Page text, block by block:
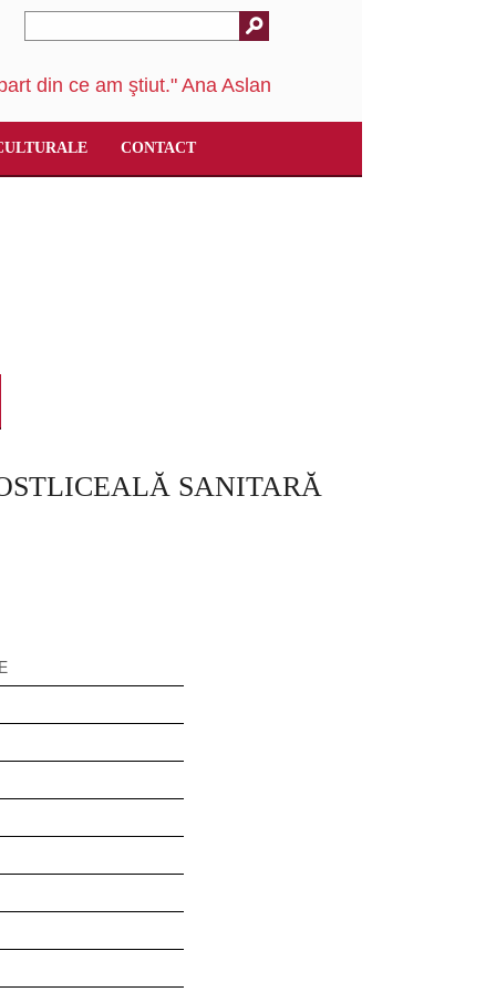
din ce am ştiut." Ana Aslan
CONTACT
SANITARĂ